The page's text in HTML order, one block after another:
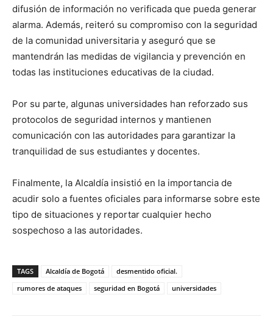
difusión de información no verificada que pueda generar
alarma. Además, reiteró su compromiso con la seguridad
de la comunidad universitaria y aseguró que se
mantendrán las medidas de vigilancia y prevención en
todas las instituciones educativas de la ciudad.
Por su parte, algunas universidades han reforzado sus
protocolos de seguridad internos y mantienen
comunicación con las autoridades para garantizar la
tranquilidad de sus estudiantes y docentes.
Finalmente, la Alcaldía insistió en la importancia de
acudir solo a fuentes oficiales para informarse sobre este
tipo de situaciones y reportar cualquier hecho
sospechoso a las autoridades.
TAGS Alcaldía de Bogotá
desmentido oficial.
rumores de ataques
seguridad en Bogotá universidades